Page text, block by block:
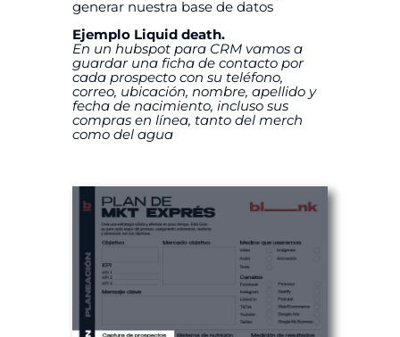
generar nuestra base de datos
Ejemplo Liquid death.
En un hubspot para CRM vamos a
guardar una ficha de contacto por
cada prospecto con su teléfono,
correo, ubicación, nombre, apellido y
fecha de nacimiento, incluso sus
compras en línea, tanto del merch
como del agua